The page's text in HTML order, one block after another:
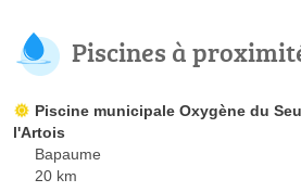
Piscines à
Piscine municipale Oxygène du
l'Artois
Bapaume
20 km